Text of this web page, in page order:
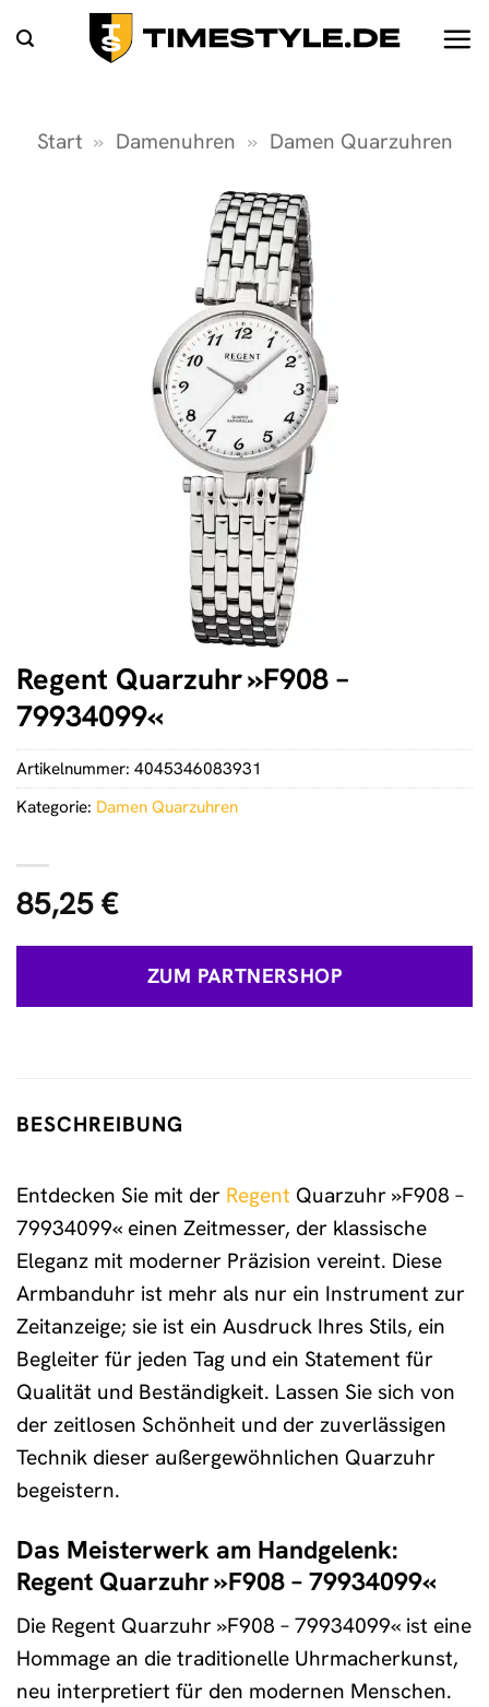
Inhalt
Start » Damenuhren » Damen Quarzuhren
Regent Quarzuhr »F908 –
79934099«
85,25€
ZUM PARTNERSHOP
Artikelnummer: 4045346083931
Kategorie: Damen Quarzuhren
BESCHREIBUNG
Entdecken Sie mit der Regent Quarzuhr »F908 –
79934099« einen Zeitmesser, der klassische
Eleganz mit moderner Präzision vereint. Diese
Armbanduhr ist mehr als nur ein Instrument zur
Zeitanzeige; sie ist ein Ausdruck Ihres Stils, ein
Begleiter für jeden Tag und ein Statement für
Qualität und Beständigkeit. Lassen Sie sich von
der zeitlosen Schönheit und der zuverlässigen
Technik dieser außergewöhnlichen Quarzuhr
begeistern.
Das Meisterwerk am Handgelenk:
Regent Quarzuhr »F908 – 79934099«
Die Regent Quarzuhr »F908 – 79934099« ist eine
Hommage an die traditionelle Uhrmacherkunst,
neu interpretiert für den modernen Menschen.